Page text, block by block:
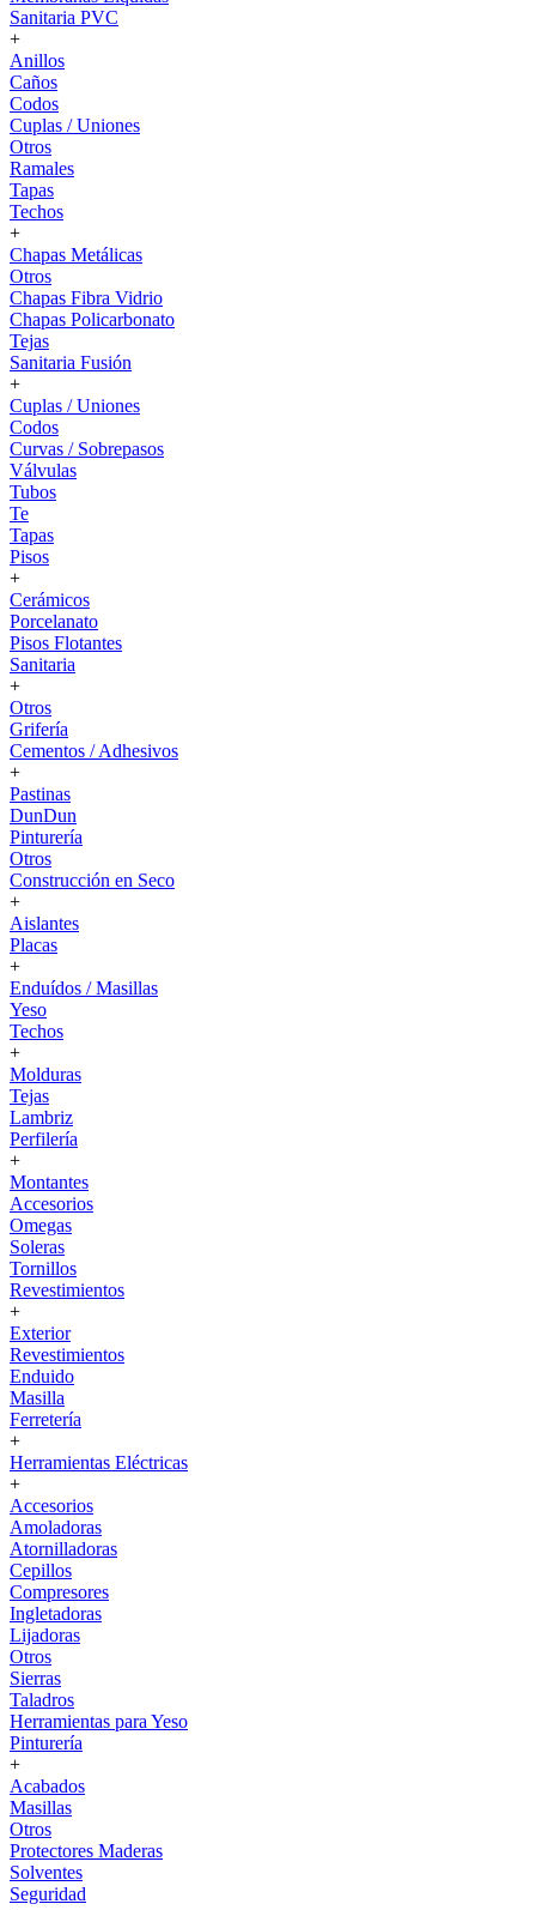
Sanitaria PVC
+
Anillos
Caños
Codos
Cuplas / Uniones
Otros
Ramales
Tapas
Techos
+
Chapas Metálicas
Otros
Chapas Fibra Vidrio
Chapas Policarbonato
Tejas
Sanitaria Fusión
+
Cuplas / Uniones
Codos
Curvas / Sobrepasos
Válvulas
Tubos
Te
Tapas
Pisos
+
Cerámicos
Porcelanato
Pisos Flotantes
Sanitaria
+
Otros
Grifería
Cementos / Adhesivos
+
Pastinas
DunDun
Pinturería
Otros
Construcción en Seco
+
Aislantes
Placas
+
Enduídos / Masillas
Yeso
Techos
+
Molduras
Tejas
Lambriz
Perfilería
+
Montantes
Accesorios
Omegas
Soleras
Tornillos
Revestimientos
+
Exterior
Revestimientos
Enduido
Masilla
Ferretería
+
Herramientas Eléctricas
+
Accesorios
Amoladoras
Atornilladoras
Cepillos
Compresores
Ingletadoras
Lijadoras
Otros
Sierras
Taladros
Herramientas para Yeso
Pinturería
+
Acabados
Masillas
Otros
Protectores Maderas
Solventes
Seguridad